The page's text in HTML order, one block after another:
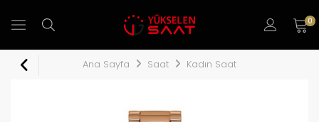
0
Ana Sayfa Saat Kadın Saat